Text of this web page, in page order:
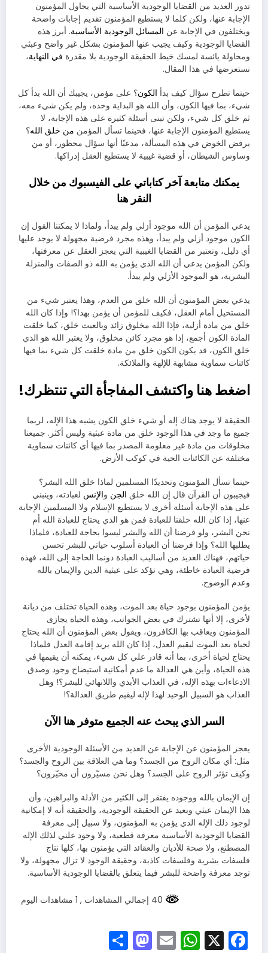
تدور العديد من القضايا الوجودية الأساسية التي يحاول المؤمنون
الإجابة عنها، ولكن كلما لا يستطيع المؤمنون تقديم إجابات واضحة
ويختلفون في الإجابة عن المسائل الوجودية الأساسية. أبرز هذه
القضايا الوجودية وكيف يجيب عنها المؤمنون بشكل غير واضح وعبثي
ومحاولة يائسة لمسك خيط الحقيقة الوجودية بلا مقدرة في النهاية،
نستعرضها في هذا المقال.
حينما تطرح سؤال كيف بدأ الكون؟ على مؤمن، يجيبك أن الله بدأ كل
شيء، بما فيها الكون، وأن الله هو البداية وحده، ولم يكن شيء معه،
ثم خلق كل شيء، ولكن تبنى أسئلة كثيرة على هذه الإجابة، لا
يستطيع المؤمنون الإجابة عنها، فحينما تسأل المؤمن من خلق الله؟
يرفض الخوض في هذه المسألة، مدعيًا أنها سؤال محظور، أو من
وساوس الشيطان، أو قضية غيبية لا يستطيع العقل إدراكها.
يمكنك متابعة آخر كتاباتي على الفيسبوك من خلال
النقر هنا
يدعي المؤمن أن الله موجود أزلي ولم يبدأ، ولماذا لا يمكننا القول إن
الكون موجود أزلي ولم يبدأ، وهذه مجرد فرضية مجهولة لا يوجد عليها
أي دليل، وتعتبر من القضايا الغيبية التي يعجز العقل عن معرفتها،
ولكن المؤمن يدعي أن الله الذي يؤمن به الله ذو الصفات والمنزلة
البشرية، هو الموجود الأزلي ولم يبدأ.
يدعي بعض المؤمنون أن الله خلق من العدم، وهذا يعتبر شيء من
المستحيل أمام العقل، فكيف للمؤمن أن يؤمن بهذا؟! وإذا كان الله
خلق من مادة أزلية، فإذا الله مخلوق زائد وبالعبث خلق، كما خلقت
المادة الكون أجمع، إذا هو مجرد كائن مخلوق، ولا يعتبر الله هو الذي
خلق الكون، قد يكون الكون خلق من مادة خلقت كل شيء بما فيها
كائنات سماوية مشابهة للإلهة والملائكة.
اضغط هنا واكتشف المفاجأة التي تنتظرك!
الحقيقة لا يوجد هناك إله أو شيء خلق الكون يشبه هذا الإله، لربما
جميع ما وجد في هذا الوجود خلق من مادة عبثية وليس أكثر. جميعنا
مخلوقات من مادة غير معلومة المصدر بما فيها أي كائنات سماوية
مختلفة عن الكائنات الحية في كوكب الأرض.
حينما تسأل المؤمنون وتحديدًا المسلمين لماذا خلق الله البشر؟
فيجيبون أن القرآن قال إن الله خلق الجن والإنس لعبادته، وينبني
على هذه الإجابة أسئلة أخرى لا يستطيع الإسلام ولا المسلمين الإجابة
عنها، إذا كان الله خلقنا للعبادة فمن هو الذي يحتاج للعبادة الله أم
نحن البشر، ولو فرضنا أن الله والبشر ليسوا بحاجة للعبادة، فلماذا
يطلبها الله؟ وإذا فرضنا أن العبادة أسلوب حياتي للبشر تحسن
حياتهم، فهناك العديد من أساليب العبادة دونما الحاجة إلى الله، فهذه
فرضية العبادة خاطئة، وهي تؤكد على عبثية الدين والإيمان بالله
وعدم الوضوح.
يؤمن المؤمنون بوجود حياة بعد الموت، وهذه الحياة تختلف من ديانة
لأخرى، إلا أنها تشترك في بعض الجوانب، وهذه الحياة يجازى
المؤمنون ويعاقب بها الكافرون، ويقول بعض المؤمنون أن الله يحتاج
لحياة بعد الموت ليقيم العدل، إذا كان الله يريد إقامة العدل فلماذا
يحتاج لحياة أخرى، بما أنه قادر علي كل شيء، يمكنه أن يقيمها في
هذه الحياة، وأين هي العدالة ما عدم أمكانية استيضاح وجود وصدق
الادعاءات بهذه الإله، في العذاب الأبدي واللانهائي للبشر؟! وهل
العذاب هو السبيل الوحيد لهذا لإله ليقيم طريق العدالة؟!
السر الذي يبحث عنه الجميع متوفر هنا الآن
يعجز المؤمنون عن الإجابة عن العديد من الأسئلة الوجودية الأخرى
مثل: أي مكان الروح من الجسد؟ وما هي العلاقة بين الروح والجسد؟
وكيف تؤثر الروج على الجسد؟ وهل نحن مسيّرون أن مخيّرون؟
إن الإيمان بالله ووجوده يفتقر إلى الكثير من الأدلة والبراهين، وأن
هذا الإيمان عبثي وبعيد عن الحقيقة الوجودية، والحقيقة أنه لا إمكانية
لوجود ذلك الإله الذي يؤمن به المؤمنون، ولا سبيل إلى معرفة
القضايا الوجودية الأساسية معرفة قطعية، ولا وجود علني لذلك الإله
المصطنع، ولا صحة للأديان والعقائد التي يؤمنون بها، كلها نتاج
فلسفات بشرية وفلسفات كاذبة، وحقيقة الوجود لا تزال مجهولة، ولا
توجد معرفة واضحة للبشر فيما يتعلق بالقضايا الوجودية الأساسية.
, 1 مشاهدات اليوم
Facebook
X
WhatsApp
Email
Mastodon